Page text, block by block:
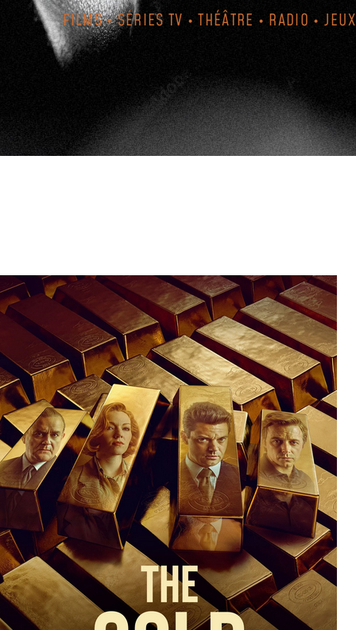
FILMS • SÉRIES TV • THÉÂTRE • RADIO • JEUX